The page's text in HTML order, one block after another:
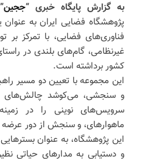
به گزارش پایگاه خبری “ججین
پژوهشگاه فضایی ایران به
فناوری‌های فضایی، با تمرکز بر
غیرنظامی، گام‌های بلندی در
کشور برداشته است.
این مجموعه با تعیین دو مسیر
و سنجشی، می‌کوشد چالش‌های
سرویس‌های نوینی را در
ماهوارهای، و سنجش از دور عرضه
این پژوهشگاه، به عنوان
و دستیابی به مدارهای حیاتی